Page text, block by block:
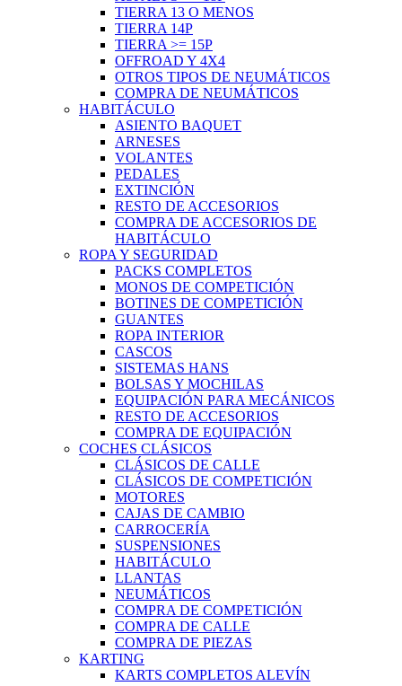
TIERRA 13 O MENOS
TIERRA 14P
TIERRA >= 15P
OFFROAD Y 4X4
OTROS TIPOS DE NEUMÁTICOS
COMPRA DE NEUMÁTICOS
HABITÁCULO
ASIENTO BAQUET
ARNESES
VOLANTES
PEDALES
EXTINCIÓN
RESTO DE ACCESORIOS
COMPRA DE ACCESORIOS DE
HABITÁCULO
ROPA Y SEGURIDAD
PACKS COMPLETOS
MONOS DE COMPETICIÓN
BOTINES DE COMPETICIÓN
GUANTES
ROPA INTERIOR
CASCOS
SISTEMAS HANS
BOLSAS Y MOCHILAS
EQUIPACIÓN PARA MECÁNICOS
RESTO DE ACCESORIOS
COMPRA DE EQUIPACIÓN
COCHES CLÁSICOS
CLÁSICOS DE CALLE
CLÁSICOS DE COMPETICIÓN
MOTORES
CAJAS DE CAMBIO
CARROCERÍA
SUSPENSIONES
HABITÁCULO
LLANTAS
NEUMÁTICOS
COMPRA DE COMPETICIÓN
COMPRA DE CALLE
COMPRA DE PIEZAS
KARTING
KARTS COMPLETOS ALEVÍN